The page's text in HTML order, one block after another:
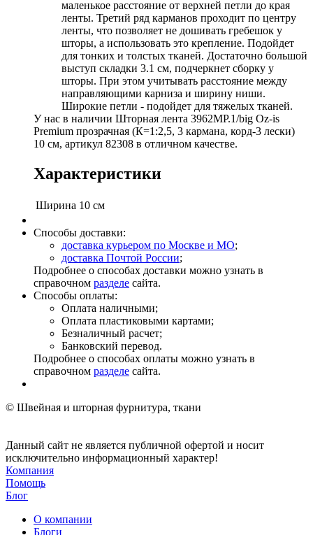
маленькое расстояние от верхней петли до края
ленты. Третий ряд карманов проходит по центру
ленты, что позволяет не дошивать гребешок у
шторы, а использовать это крепление. Подойдет
для тонких и толстых тканей. Достаточно большой
выступ складки 3.1 см, подчеркнет сборку у
шторы. При этом учитывать расстояние между
направляющими карниза и ширину ниши.
Широкие петли - подойдет для тяжелых тканей.
У нас в наличии Шторная лента 3962MP.1/big Oz-is
Premium прозрачная (К=1:2,5, 3 кармана, корд-3 лески)
10 см, артикул 82308 в отличном качестве.
Характеристики
Ширина 10 см
Способы доставки:
доставка курьером по Москве и МО;
доставка Почтой России;
Подробнее о способах доставки можно узнать в
справочном разделе сайта.
Способы оплаты:
Оплата наличными;
Оплата пластиковыми картами;
Безналичный расчет;
Банковский перевод.
Подробнее о способах оплаты можно узнать в
справочном разделе сайта.
© Швейная и шторная фурнитура, ткани
Данный сайт не является публичной офертой и носит
исключительно информационный характер!
Компания
Помощь
Блог
О компании
Блоги